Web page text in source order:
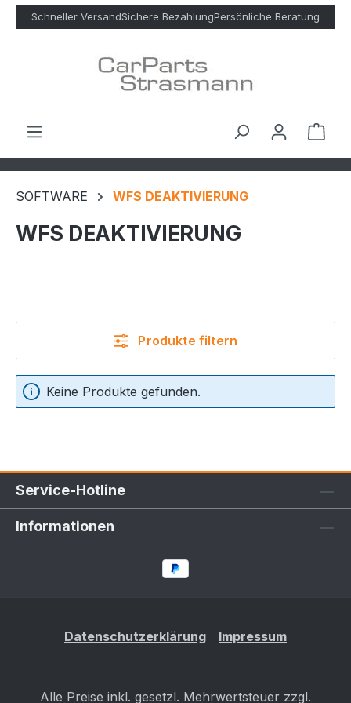
Zum Hauptinhalt springen
Schneller VersandSichere BezahlungPersönliche Beratung
SOFTWARE WFS DEAKTIVIERUNG
WFS DEAKTIVIERUNG
Produkte filtern
Keine Produkte gefunden.
Service-Hotline
Informationen
Datenschutzerklärung Impressum
Alle Preise inkl. gesetzl. Mehrwertsteuer zzgl.